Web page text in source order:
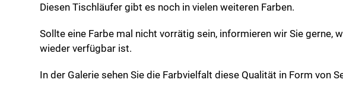
Diesen Tischläufer gibt es noch in vielen weiteren Farben.
Sollte eine Farbe mal nicht vorrätig sein, informieren wir Sie gerne,
wieder verfügbar ist.
In der Galerie sehen Sie die Farbvielfalt diese Qualität in Form von